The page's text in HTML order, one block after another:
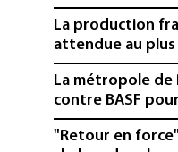
La production
attendue au
La métropole
contre BASF
"Retour en